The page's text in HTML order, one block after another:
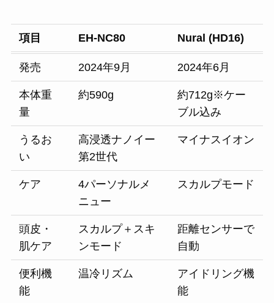
項目 EH-NC80 Nural (HD16)
発売 2024年9月 2024年6月
本体重
量
約590g
約712g※ケー
ブル込み
うるお
い
高浸透ナノイー
第2世代
マイナスイオン
ケア
4パーソナルメ
ニュー
スカルプモード
頭皮・
肌ケア
スカルプ＋スキ
ンモード
距離センサーで
自動
便利機
能
温冷リズム
アイドリング機
能